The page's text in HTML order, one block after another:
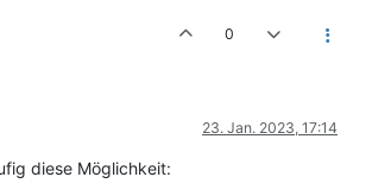
0
23. Jan. 2023, 17:14
diese Möglichkeit: